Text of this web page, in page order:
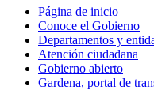
Página de inicio
Conoce el Gobierno
Departamentos y
Atención ciudadana
Gobierno abierto
Gardena, portal de